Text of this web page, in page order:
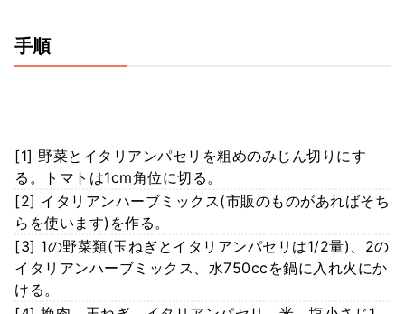
手順
[1] 野菜とイタリアンパセリを粗めのみじん切りにす
る。トマトは1cm角位に切る。
[2] イタリアンハーブミックス(市販のものがあればそち
らを使います)を作る。
[3] 1の野菜類(玉ねぎとイタリアンパセリは1/2量)、2の
イタリアンハーブミックス、水750ccを鍋に入れ火にか
ける。